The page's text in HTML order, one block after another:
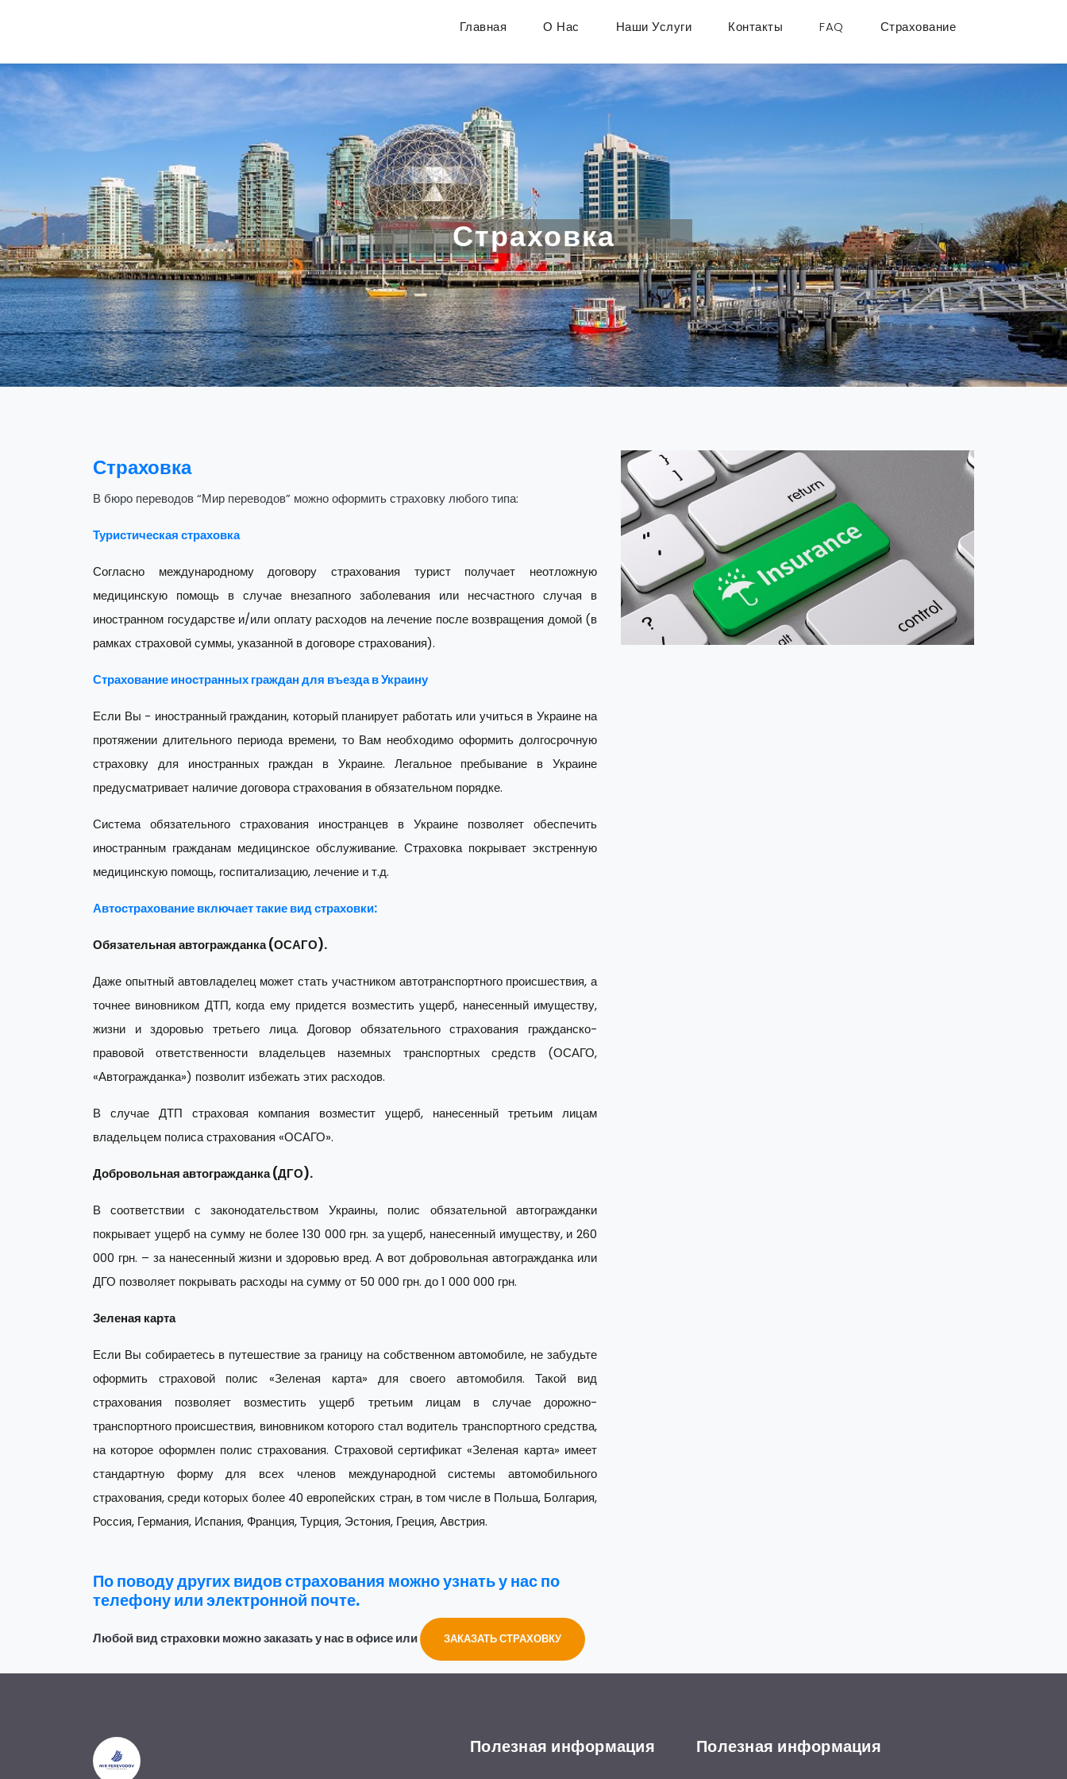
RU
Главная О Нас Наши Услуги Контакты FAQ Страхование
Страховка
Страховка
В бюро переводов “Мир переводов” можно оформить страховку любого типа:
Туристическая страховка
Согласно международному договору страхования турист получает неотложную
медицинскую помощь в случае внезапного заболевания или несчастного случая в
иностранном государстве и/или оплату расходов на лечение после возвращения домой (в
рамках страховой суммы, указанной в договоре страхования).
Страхование иностранных граждан для въезда в Украину
Если Вы - иностранный гражданин, который планирует работать или учиться в Украине на
протяжении длительного периода времени, то Вам необходимо оформить долгосрочную
страховку для иностранных граждан в Украине. Легальное пребывание в Украине
предусматривает наличие договора страхования в обязательном порядке.
Система обязательного страхования иностранцев в Украине позволяет обеспечить
иностранным гражданам медицинское обслуживание. Страховка покрывает экстренную
медицинскую помощь, госпитализацию, лечение и т.д.
Автострахование включает такие вид страховки:
Обязательная автогражданка (ОСАГО).
Даже опытный автовладелец может стать участником автотранспортного происшествия, а
точнее виновником ДТП, когда ему придется возместить ущерб, нанесенный имуществу,
жизни и здоровью третьего лица. Договор обязательного страхования гражданско-
правовой ответственности владельцев наземных транспортных средств (ОСАГО,
«Автогражданка») позволит избежать этих расходов.
В случае ДТП страховая компания возместит ущерб, нанесенный третьим лицам
владельцем полиса страхования «ОСАГО».
Добровольная автогражданка (ДГО).
В соответствии с законодательством Украины, полис обязательной автогражданки
покрывает ущерб на сумму не более 130 000 грн. за ущерб, нанесенный имуществу, и 260
000 грн. – за нанесенный жизни и здоровью вред. А вот добровольная автогражданка или
ДГО позволяет покрывать расходы на сумму от 50 000 грн. до 1 000 000 грн.
Зеленая карта
Если Вы собираетесь в путешествие за границу на собственном автомобиле, не забудьте
оформить страховой полис «Зеленая карта» для своего автомобиля. Такой вид
страхования позволяет возместить ущерб третьим лицам в случае дорожно-
транспортного происшествия, виновником которого стал водитель транспортного средства,
на которое оформлен полис страхования. Страховой сертификат «Зеленая карта» имеет
стандартную форму для всех членов международной системы автомобильного
страхования, среди которых более 40 европейских стран, в том числе в Польша, Болгария,
Россия, Германия, Испания, Франция, Турция, Эстония, Греция, Австрия.
По поводу других видов страхования можно узнать у нас по
телефону или электронной почте.
Любой вид страховки можно заказать у нас в офисе или ЗАКАЗАТЬ СТРАХОВКУ
Полезная информация Полезная информация